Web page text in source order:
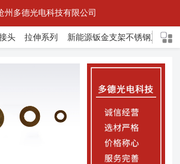
州多德光电科技有限公司
头 拉伸系列 新能源钣金支架不锈钢系列